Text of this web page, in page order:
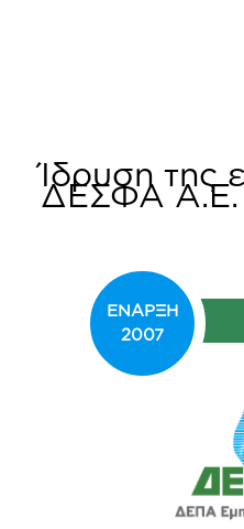
Ίδρυση της
ΔΕΣΦΑ Α.Ε.
ΕΝΑΡΞΗ
2007